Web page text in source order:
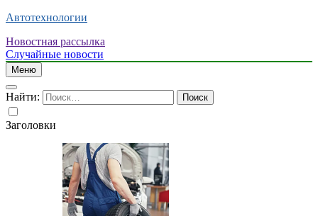
Автотехнологии
Новостная рассылка
Случайные новости
Меню
Найти:
Заголовки